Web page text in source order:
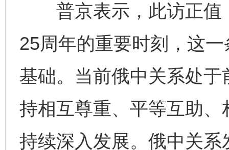
普京表示，此访正值
25周年的重要时刻，这
基础。当前俄中关系处
持相互尊重、平等互助
持续深入发展。俄中关